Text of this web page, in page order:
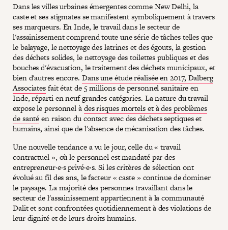
Dans les villes urbaines émergentes comme New Delhi, la
caste et ses stigmates se manifestent symboliquement à travers
ses marqueurs. En Inde, le travail dans le secteur de
l'assainissement comprend toute une série de tâches telles que
le balayage, le nettoyage des latrines et des égouts, la gestion
des déchets solides, le nettoyage des toilettes publiques et des
bouches d'évacuation, le traitement des déchets municipaux, et
bien d'autres encore. Dans une étude réalisée en 2017, Dalberg
Associatesfait état de 5 millions de personnel sanitaire en
Inde, réparti en neuf grandes catégories. La nature du travail
expose le personnel àdes risques mortels et à des problèmes
de santéen raison du contact avec des déchets septiques et
humains, ainsi que de l'absence de mécanisation des tâches.
Une nouvelle tendance a vu le jour, celle du « travail
contractuel », où le personnel est mandaté par des
entrepreneur·e·s privé·e·s. Si les critères de sélection ont
évolué au fil des ans, le facteur « caste » continue de dominer
le paysage. La majorité des personnes travaillant dans le
secteur de l'assainissement appartiennent à la communauté
Dalit et sont confrontées quotidiennement à des violations de
leur dignité et de leurs droits humains.